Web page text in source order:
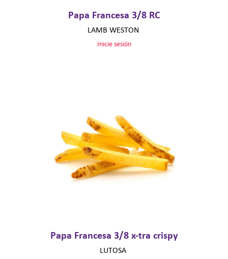
Papa Francesa 3/8 RC
LAMB WESTON
Inicie sesión
Papa Francesa 3/8 x-tra crispy
LUTOSA